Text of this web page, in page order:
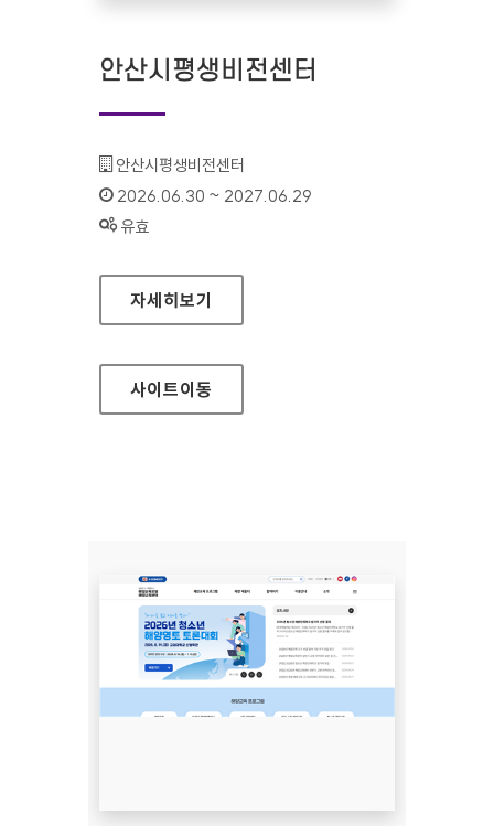
안산시평생비전센터
기관명 :
안산시평생비전센터
인증기간 :
2026.06.30 ~ 2027.06.29
상태 :
유효
안산시평생비전센터
자세히보기
사이트이동